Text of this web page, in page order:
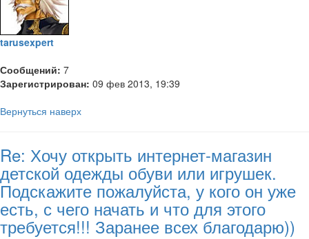
tarusexpert
Сообщений: 7
Зарегистрирован: 09 фев 2013, 19:39
Вернуться наверх
Re: Хочу открыть интернет-магазин
детской одежды обуви или игрушек.
Подскажите пожалуйста, у кого он уже
есть, с чего начать и что для этого
требуется!!! Заранее всех благодарю))